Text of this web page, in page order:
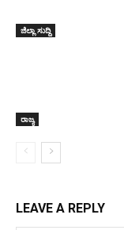
ಜಿಲ್ಲಾ ಸುದ್ದಿ
ರಾಜ್ಯ
LEAVE A REPLY